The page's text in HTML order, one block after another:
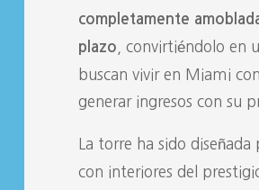
completamente
plazo , convirtiéndolo en
buscan vivir en Miami
generar ingresos con su
La torre ha sido
con interiores del